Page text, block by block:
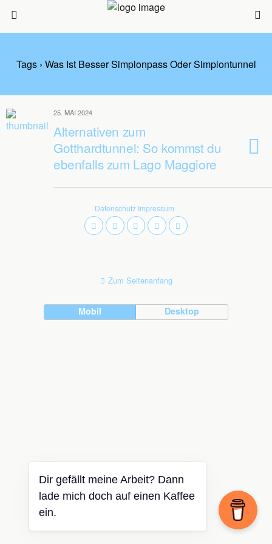
Tags › Was Ist Besser Simplonpass Oder Simplontunnel
25. MAI 2024
Alternativen zum
Gotthardtunnel: So kommst du
ebenfalls zum Lago Maggiore
Datenschutz Impressum
Zum Seitenanfang
Mobil Desktop
Dir gefällt meine Arbeit? Dann
lade mich doch auf einen Kaffee
ein.